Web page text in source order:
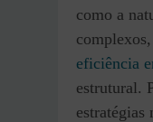
como a
eficiência
estrutural.
estratégias